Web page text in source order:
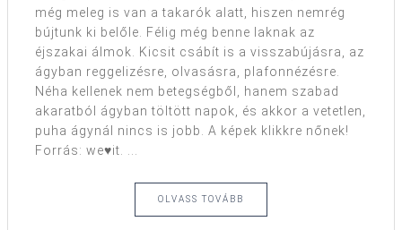
még meleg is van a takarók alatt, hiszen nemrég
bújtunk ki belőle. Félig még benne laknak az
éjszakai álmok. Kicsit csábít is a visszabújásra, az
ágyban reggelizésre, olvasásra, plafonnézésre.
Néha kellenek nem betegségből, hanem szabad
akaratból ágyban töltött napok, és akkor a vetetlen,
puha ágynál nincs is jobb. A képek klikkre nőnek!
Forrás: we♥it. ...
OLVASS TOVÁBB